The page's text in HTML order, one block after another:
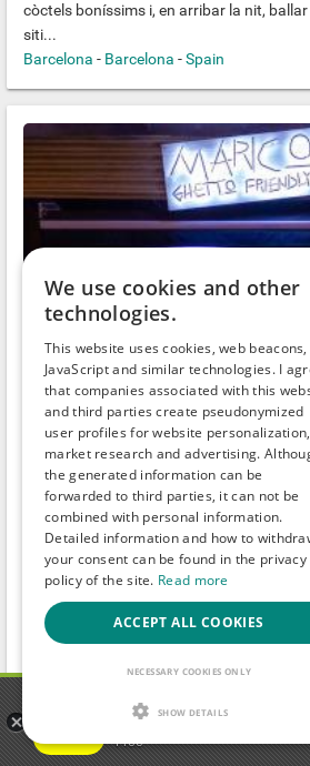
còctels boníssims i, en arribar la nit,
siti...
Barcelona - Barcelona -Spain
Maricón Ghetto Bar
Bar
Si surts pel Gaixample, Maricón Ghetto
decoració impressionant i la pista de ball
Barcelona-Spain
The ulitmate Gay Chat App!
Free
We use cookies and other
technologies.
This website uses cookies, web beacons,
JavaScript and similar technologies. I
that companies associated with this
and third parties create pseudonymized
user profiles for website personalization,
market research and advertising.
the generated information can be
forwarded to third parties, it can not be
combined with personal information.
Detailed information and how to
your consent can be found in the privacy
policy of the site. Read more
ACCEPT ALL COOKIES
NECESSARY COOKIES ONLY
SHOW DETAILS